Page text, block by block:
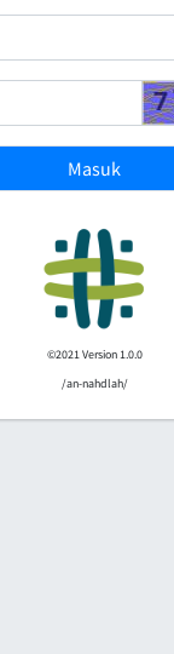
Masuk
©2021 Version 1.0.0
/an-nahdlah/